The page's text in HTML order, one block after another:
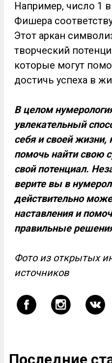
Например, число 1
Фишера
Этот аркан
творческий
которые могут
достичь успеха в
В целом
увлекательный
себя и своей
помочь найти свою
свой потенциал.
верите вы в
действительно
наставления и
правильные
Фото из открытых
источников
Последние